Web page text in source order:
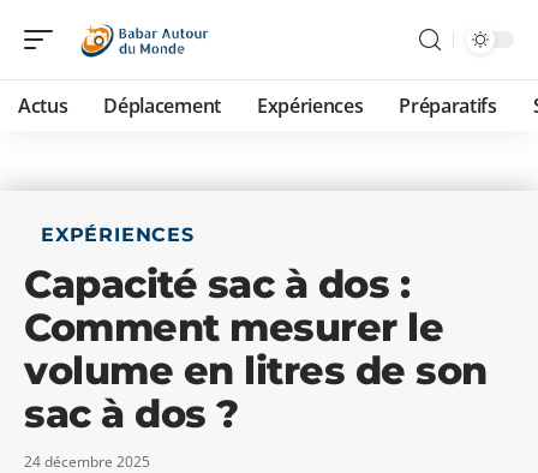
Actus Déplacement Expériences Préparatifs
EXPÉRIENCES
Capacité sac à dos :
Comment mesurer le
volume en litres de son
sac à dos ?
24 décembre 2025